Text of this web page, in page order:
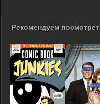
Рекомендуем